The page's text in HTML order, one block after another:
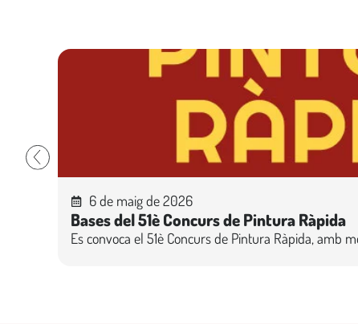
6 de maig de 2026
Bases del 51è Concurs de Pintura Ràpida
Es convoca el 51è Concurs de Pintura Ràpida, amb